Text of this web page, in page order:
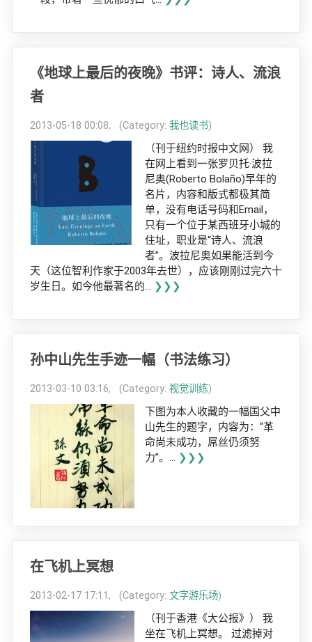
《地球上最后的夜晚》书评：诗人、流浪
者
2013-05-18 00:08, (Category: 我也读书)
（刊于纽约时报中文网） 我
在网上看到一张罗贝托·波拉
尼奥(Roberto Bolaño)早年的
名片，内容和版式都极其简
单，没有电话号码和Email，
只有一个位于某西班牙小城的
住址，职业是“诗人、流浪
者”。波拉尼奥如果能活到今
天（这位智利作家于2003年去世），应该刚刚过完六十
岁生日。如今他最著名的... ❯❯❯
孙中山先生手迹一幅（书法练习）
2013-03-10 03:16, (Category: 视觉训练)
下图为本人收藏的一幅国父中
山先生的题字，内容为：“革
命尚未成功，屌丝仍须努
力”。... ❯❯❯
在飞机上冥想
2013-02-17 17:11, (Category: 文字游乐场)
（刊于香港《大公报》） 我
坐在飞机上冥想。 过滤掉对